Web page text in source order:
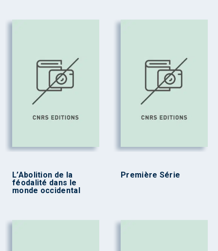
L’Abolition de la
féodalité dans le
monde occidental
Première Série